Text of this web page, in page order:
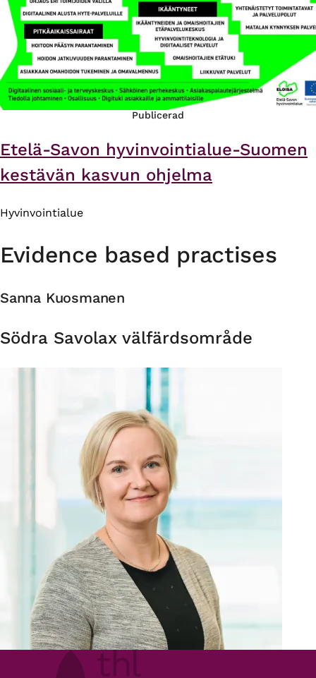
Publicerad
Etelä-Savon hyvinvointialue-Suomen
kestävän kasvun ohjelma
Hyvinvointialue
Evidence based practises
Sanna Kuosmanen
Organisation
Södra Savolax välfärdsområde